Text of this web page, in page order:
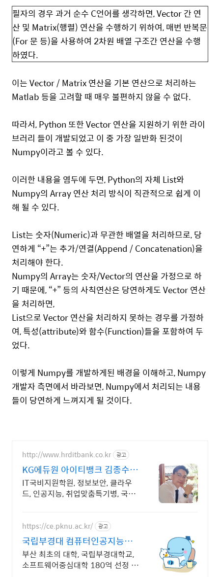
필자의 경우 과거 순수 C언어를 생각하면, Vector 간 연
산 및 Matrix(행렬) 연산을 수행하기 위하여, 매번 반복문
(For 문 등)을 사용하여 2차원 배열 구조간 연산을 수행
하였다.
이는 Vector / Matrix 연산을 기본 연산으로 처리하는
Matlab 등을 고려할 때 매우 불편하지 않을 수 없다.
따라서, Python 또한 Vector 연산을 지원하기 위한 라이
브러리 들이 개발되었고 이 중 가장 일반화 된것이
Numpy이라고 볼 수 있다.
이러한 내용을 염두에 두면, Python의 자체 List와
Numpy의 Array 연산 처리 방식이 직관적으로 쉽게 이
해 될 수 있다.
List는 숫자(Numeric)과 무관한 배열을 처리하므로, 당
연하게 “+”는 추가/연결(Append / Concatenation)을
처리해야 한다.
Numpy의 Array는 숫자/Vector의 연산을 가정으로 하
기 때문에, “+” 등의 사칙연산은 당연하게도 Vector 연산
을 처리하면,
List으로 Vector 연산을 처리하지 못하는 경우를 가정하
여, 특성(attribute)와 함수(Function)들을 포함하여 두
었다.
이렇게 Numpy를 개발하게된 배경을 이해하고, Numpy
개발자 측면에서 바라보면, Numpy에서 처리되는 내용
들이 당연하게 느껴지게 될 것이다.
http://www.hrditbank.co.kr 광고
KG에듀원 아이티뱅크 김종수
27년경력전문가 IT취업상담
IT국비지원학원, 정보보안, 클라우
드, 인공지능, 취업맞춤특기병, 국비
https://ce.pknu.ac.kr/ 광고
국립부경대 컴퓨터인공지능학
부
부산 최초의 대학, 국립부경대학교,
소프트웨어중심대학 180억 선정 :